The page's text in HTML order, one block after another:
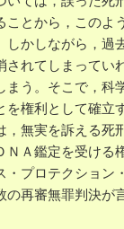
ことから，このよ
しかしながら，過
されてしまってい
まう。そこで，科
を権利として確立
，無実を訴える死
ＮＡ鑑定を受ける
・プロテクション
の再審無罪判決が